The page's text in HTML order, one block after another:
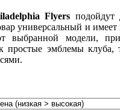
Flyers подойдут
универсальный и
выбранной модели,
простые эмблемы клуба,